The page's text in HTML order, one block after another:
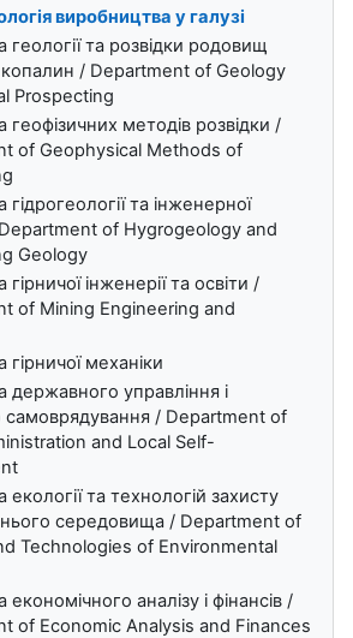
виробництва у галузі
геології та розвідки родовищ
/ Department of Geology
Prospecting
геофізичних методів розвідки /
of Geophysical Methods of
гідрогеології та інженерної
Department of Hygrogeology and
Geology
інженерії та освіти /
of Mining Engineering and
гірничої механіки
державного управління і
самоврядування / Department of
and Local Self-
екології та технологій захисту
середовища / Department of
Technologies of Environmental
аналізу і фінансів /
of Economic Analysis and Finances